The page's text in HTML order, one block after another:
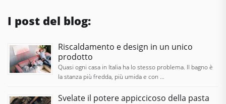
articoli
I post del blog:
Riscaldamento e design in un unico
prodotto
Quasi ogni casa in Italia ha lo stesso problema. Il bagno è
la stanza più fredda, più umida e con …
Svelate il potere appiccicoso della pasta